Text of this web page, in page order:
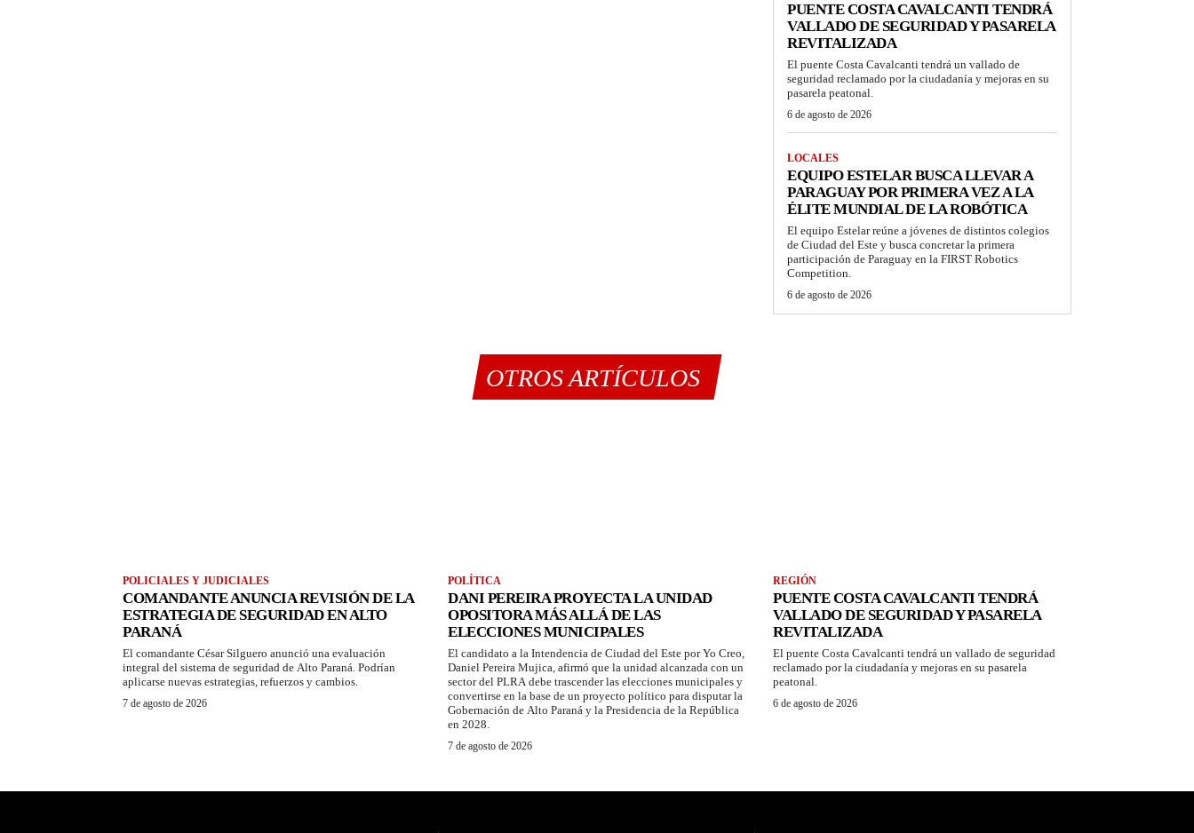
PUENTE COSTA CAVALCANTI TENDRÁ
VALLADO DE SEGURIDAD Y PASARELA
REVITALIZADA
El puente Costa Cavalcanti tendrá un vallado de
seguridad reclamado por la ciudadanía y mejoras en su
pasarela peatonal.
6 de agosto de 2026
LOCALES
EQUIPO ESTELAR BUSCA LLEVAR A
PARAGUAY POR PRIMERA VEZ A LA
ÉLITE MUNDIAL DE LA ROBÓTICA
El equipo Estelar reúne a jóvenes de distintos colegios
de Ciudad del Este y busca concretar la primera
participación de Paraguay en la FIRST Robotics
Competition.
6 de agosto de 2026
OTROS ARTÍCULOS
POLICIALES Y JUDICIALES
COMANDANTE ANUNCIA REVISIÓN DE LA
ESTRATEGIA DE SEGURIDAD EN ALTO
PARANÁ
El comandante César Silguero anunció una evaluación
integral del sistema de seguridad de Alto Paraná. Podrían
aplicarse nuevas estrategias, refuerzos y cambios.
7 de agosto de 2026
POLÍTICA
DANI PEREIRA PROYECTA LA UNIDAD
OPOSITORA MÁS ALLÁ DE LAS
ELECCIONES MUNICIPALES
El candidato a la Intendencia de Ciudad del Este por Yo Creo,
Daniel Pereira Mujica, afirmó que la unidad alcanzada con un
sector del PLRA debe trascender las elecciones municipales y
convertirse en la base de un proyecto político para disputar la
Gobernación de Alto Paraná y la Presidencia de la República
en 2028.
7 de agosto de 2026
REGIÓN
PUENTE COSTA CAVALCANTI TENDRÁ
VALLADO DE SEGURIDAD Y PASARELA
REVITALIZADA
El puente Costa Cavalcanti tendrá un vallado de seguridad
reclamado por la ciudadanía y mejoras en su pasarela
peatonal.
6 de agosto de 2026